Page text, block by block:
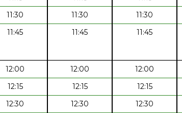
11:30 11:30 11:30
11:45 11:45 11:45
12:00 12:00 12:00
12:15 12:15 12:15
12:30 12:30 12:30